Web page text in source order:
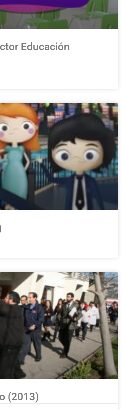
Educación
(2013)